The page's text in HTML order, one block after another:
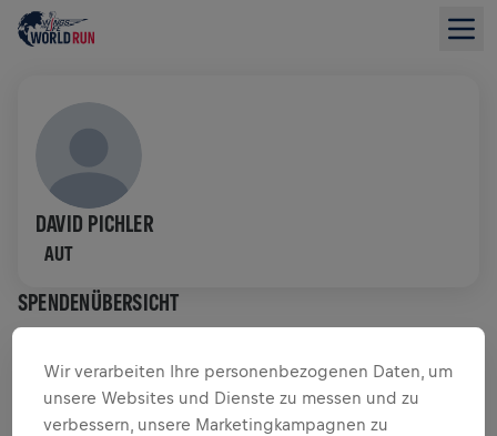
DAVID PICHLER
AUT
SPENDENÜBERSICHT
$ 0,00 GESAMMELT VON $ 0,00 ZIEL
SPENDENAKTION SPENDEN
Wir verarbeiten Ihre personenbezogenen Daten, um
unsere Websites und Dienste zu messen und zu
verbessern, unsere Marketingkampagnen zu